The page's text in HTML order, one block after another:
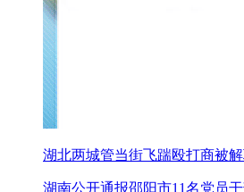
湖北两城管当街飞踹殴打商被
湖南公开通报邵阳市11名党员